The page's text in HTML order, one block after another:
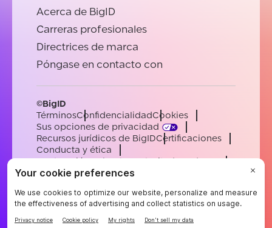
Acerca de BigID
Carreras profesionales
Directrices de marca
Póngase en contacto con
©BigID
TérminosConfidencialidadCookies
Sus opciones de privacidad
Recursos jurídicos de BigIDCertificaciones
Conducta y ética
Declaración sobre la esclavitud moderna
SubprocesadoresAyuda
EnglishGermanFrenchSpanishPortuguese